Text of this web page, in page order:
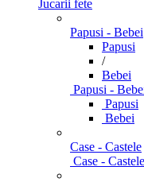
Jucarii fete
Papusi - Bebei
Papusi
/
Bebei
Papusi -
Papusi
Bebei
Case - Castele
Case - Castele